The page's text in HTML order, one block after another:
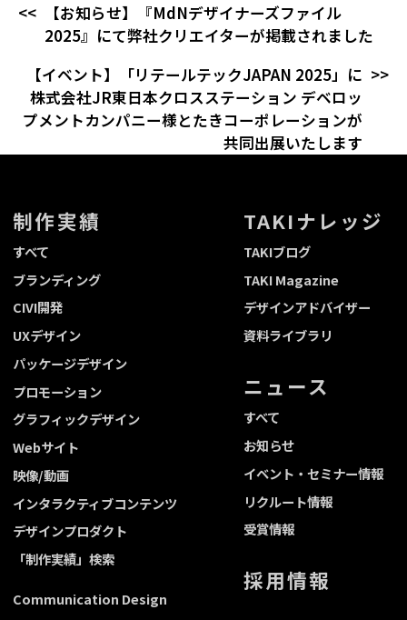
【お知らせ】『MdNデザイナーズファイル
2025』にて弊社クリエイターが掲載されました
【イベント】「リテールテックJAPAN 2025」に
株式会社JR東日本クロスステーション デベロッ
プメントカンパニー様とたきコーポレーションが
共同出展いたします
制作実績
すべて
ブランディング
CIVI開発
UXデザイン
パッケージデザイン
プロモーション
グラフィックデザイン
Webサイト
映像/動画
インタラクティブコンテンツ
デザインプロダクト
「制作実績」検索
Communication Design
TAKIナレッジ
TAKIブログ
TAKI Magazine
デザインアドバイザー
資料ライブラリ
ニュース
すべて
お知らせ
イベント・セミナー情報
リクルート情報
受賞情報
採用情報